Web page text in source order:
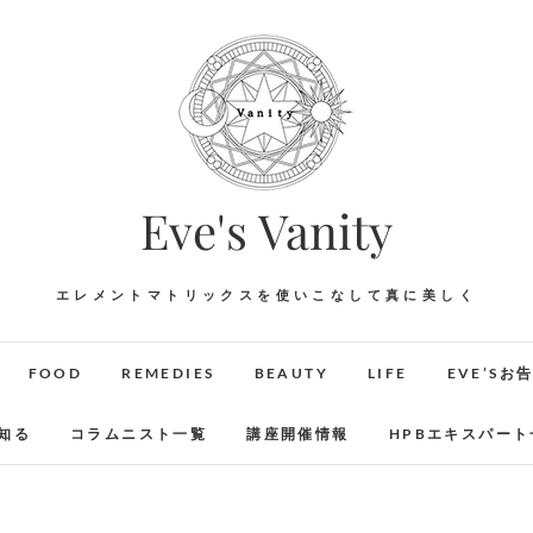
Eve's Vanity
エレメントマトリックスを使いこなして真に美しく
FOOD REMEDIES BEAUTY LIFE EVE’Sお
る コラムニスト一覧 講座開催情報 HPBエキスパート